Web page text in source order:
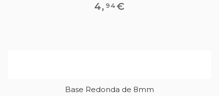
4, 94€
Base Redonda de 8mm